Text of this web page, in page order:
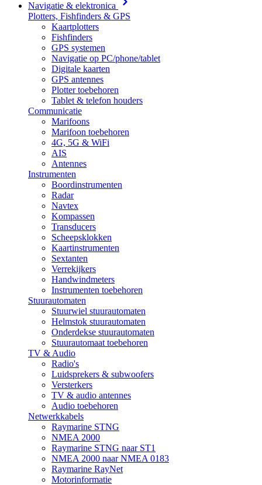
Navigatie & elektronica
Plotters, Fishfinders & GPS
Kaartplotters
Fishfinders
GPS systemen
Navigatie op PC/phone/tablet
Digitale kaarten
GPS antennes
Plotter toebehoren
Tablet & telefon houders
Communicatie
Marifoons
Marifoon toebehoren
4G, 5G & WiFi
AIS
Antennes
Instrumenten
Boordinstrumenten
Radar
Navtex
Kompassen
Transducers
Scheepsklokken
Kaartinstrumenten
Sextanten
Verrekijkers
Handwindmeters
Instrumenten toebehoren
Stuurautomaten
Stuurwiel stuurautomaten
Helmstok stuurautomaten
Onderdekse stuurautomaten
Stuurautomaat toebehoren
TV & Audio
Radio's
Luidsprekers & subwoofers
Versterkers
TV & audio antennes
Audio toebehoren
Netwerkkabels
Raymarine STNG
NMEA 2000
Raymarine STNG naar ST1
NMEA 2000 naar NMEA 0183
Raymarine RayNet
Motorinformatie